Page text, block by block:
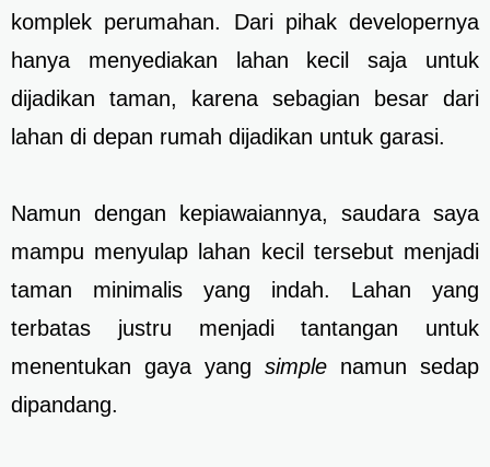
komplek perumahan. Dari pihak developernya
hanya menyediakan lahan kecil saja untuk
dijadikan taman, karena sebagian besar dari
lahan di depan rumah dijadikan untuk garasi.
Namun dengan kepiawaiannya, saudara saya
mampu menyulap lahan kecil tersebut menjadi
taman minimalis yang indah. Lahan yang
terbatas justru menjadi tantangan untuk
menentukan gaya yang simple namun sedap
dipandang.